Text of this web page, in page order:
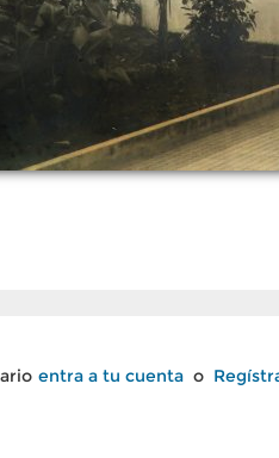
entra a tu cuenta o